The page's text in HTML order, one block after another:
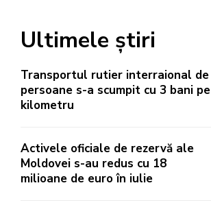
Ultimele știri
Transportul rutier interraional de
persoane s-a scumpit cu 3 bani pe
kilometru
Activele oficiale de rezervă ale
Moldovei s-au redus cu 18
milioane de euro în iulie